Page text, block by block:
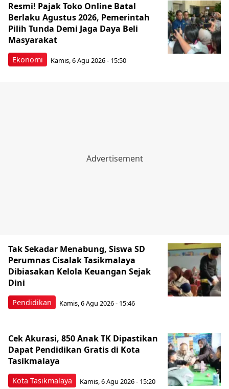
Ekonomi
Resmi! Pajak Toko Online Batal
Berlaku Agustus 2026, Pemerintah
Pilih Tunda Demi Jaga Daya Beli
Masyarakat
Kamis, 6 Agu 2026 - 15:50
Pendidikan
Tak Sekadar Menabung, Siswa SD
Perumnas Cisalak Tasikmalaya
Dibiasakan Kelola Keuangan Sejak
Dini
Kamis, 6 Agu 2026 - 15:46
Kota Tasikmalaya
Cek Akurasi, 850 Anak TK Dipastikan
Dapat Pendidikan Gratis di Kota
Tasikmalaya
Kamis, 6 Agu 2026 - 15:20